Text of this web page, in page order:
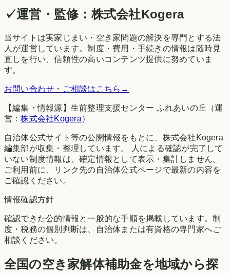
✓運営・監修：株式会社Kogera
当サイトは実家じまい・空き家問題の解決を専門とする法
人が運営しています。制度・費用・手続きの情報は随時見
直しを行い、信頼性の高いコンテンツ提供に努めていま
す。
お問い合わせ・ご相談はこちら →
【編集・情報源】生前整理支援センター ふれあいの丘（運
営：株式会社Kogera）
自治体公式サイト等の公開情報をもとに、株式会社Kogera
編集部が収集・整理しています。 人による確認が完了して
いない制度情報は、確定情報として表示・集計しません。
ご利用前に、リンク先の自治体公式ページで最新の内容を
ご確認ください。
情報確認方針
確認できた公的情報と一般的な手順を掲載しています。制
度・税務の個別判断は、自治体または有資格の専門家へご
相談ください。
全国の空き家解体補助金を地域から探